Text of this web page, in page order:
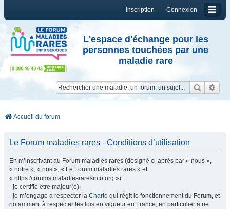
Connexion
Inscription
L'espace d'échange pour les
personnes touchées par une
maladie rare
Accueil du forum
Le Forum maladies rares - Conditions d’utilisation
En m’inscrivant au Forum maladies rares (désigné ci-après par « nous »,
« notre », « nos », « Le Forum maladies rares » et
« https://forums.maladiesraresinfo.org ») :
- je certifie être majeur(e),
- je m’engage à respecter la Charte qui régit le fonctionnement du Forum, et
notamment à respecter les lois en vigueur en France, en particulier à ne